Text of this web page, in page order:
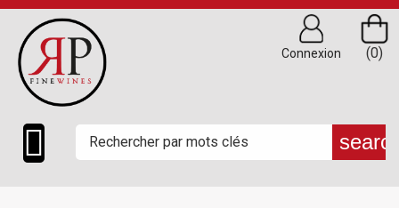

(0)
Connexion